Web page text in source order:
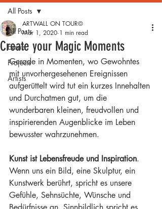
All Posts
Events
Projects
Artists
All Posts
Create your Magic Moments
ARTWALL ON TOUR©
Mar 1, 2020 1 min read
Gerade in Momenten, wo Gewohntes
mit unvorhergesehenen Ereignissen
aufgerüttelt wird tut ein kurzes Innehalten
und Durchatmen gut, um die
wunderbaren kleinen, freudvollen und
inspirierenden Augenblicke im Leben
bewusster wahrzunehmen.
Kunst ist Lebensfreude und Inspiration.
Wenn uns ein Bild, eine Skulptur, ein
Kunstwerk berührt, spricht es unsere
Gefühle, Sehnsüchte, Wünsche und